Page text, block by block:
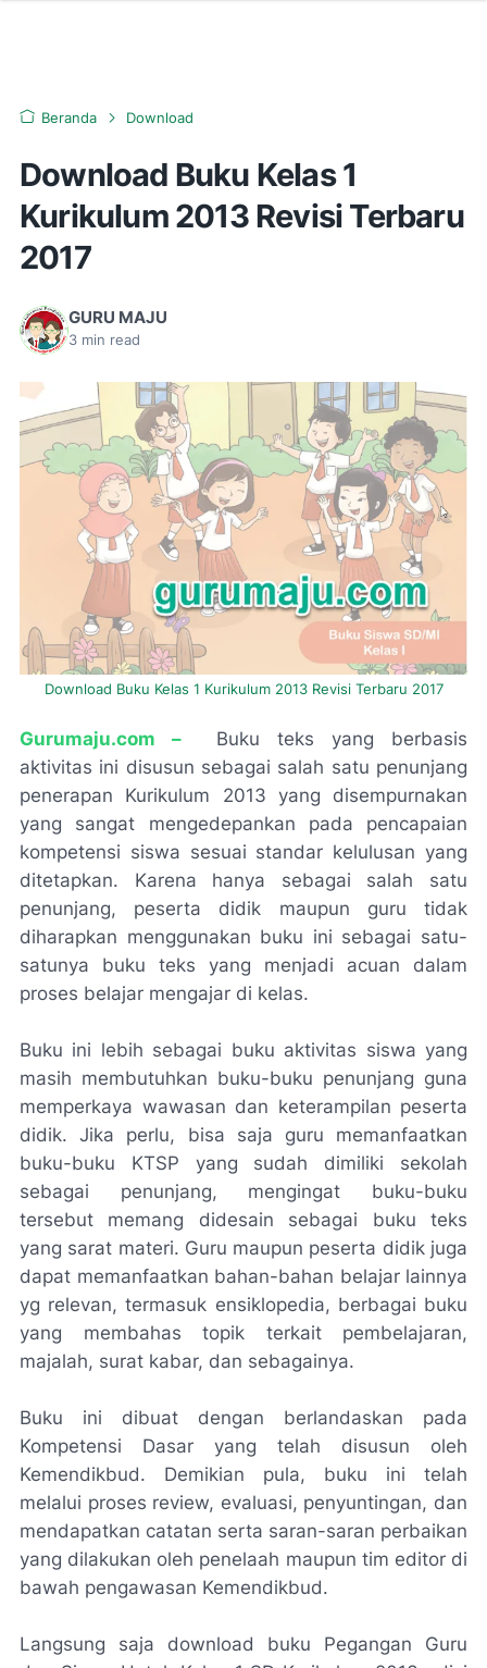
Beranda Download
Download Buku Kelas 1
Kurikulum 2013 Revisi Terbaru
2017
GURU MAJU
3 min read
Download Buku Kelas 1 Kurikulum 2013 Revisi Terbaru 2017
Gurumaju.com – Buku teks yang berbasis
aktivitas ini disusun sebagai salah satu penunjang
penerapan Kurikulum 2013 yang disempurnakan
yang sangat mengedepankan pada pencapaian
kompetensi siswa sesuai standar kelulusan yang
ditetapkan. Karena hanya sebagai salah satu
penunjang, peserta didik maupun guru tidak
diharapkan menggunakan buku ini sebagai satu-
satunya buku teks yang menjadi acuan dalam
proses belajar mengajar di kelas.
Buku ini lebih sebagai buku aktivitas siswa yang
masih membutuhkan buku-buku penunjang guna
memperkaya wawasan dan keterampilan peserta
didik. Jika perlu, bisa saja guru memanfaatkan
buku-buku KTSP yang sudah dimiliki sekolah
sebagai penunjang, mengingat buku-buku
tersebut memang didesain sebagai buku teks
yang sarat materi. Guru maupun peserta didik juga
dapat memanfaatkan bahan-bahan belajar lainnya
yg relevan, termasuk ensiklopedia, berbagai buku
yang membahas topik terkait pembelajaran,
majalah, surat kabar, dan sebagainya.
Buku ini dibuat dengan berlandaskan pada
Kompetensi Dasar yang telah disusun oleh
Kemendikbud. Demikian pula, buku ini telah
melalui proses review, evaluasi, penyuntingan, dan
mendapatkan catatan serta saran-saran perbaikan
yang dilakukan oleh penelaah maupun tim editor di
bawah pengawasan Kemendikbud.
Langsung saja download buku Pegangan Guru